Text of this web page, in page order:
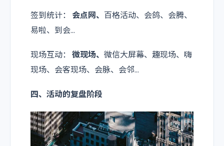
签到统计： 会点网、 百格活动、会鸽、会腾、
易啦、到会...
现场互动： 微现场、 微信大屏幕、趣现场、嗨
现场、会客现场、会脉、会邻...
四、活动的复盘阶段